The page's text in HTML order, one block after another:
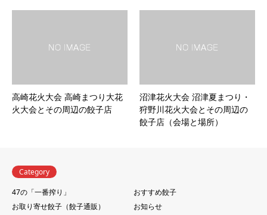
高崎花火大会 高崎まつり大花
火大会とその周辺の餃子店
沼津花火大会 沼津夏まつり・
狩野川花火大会とその周辺の
餃子店（会場と場所）
Category
47の「一番搾り」
おすすめ餃子
お取り寄せ餃子（餃子通販）
お知らせ